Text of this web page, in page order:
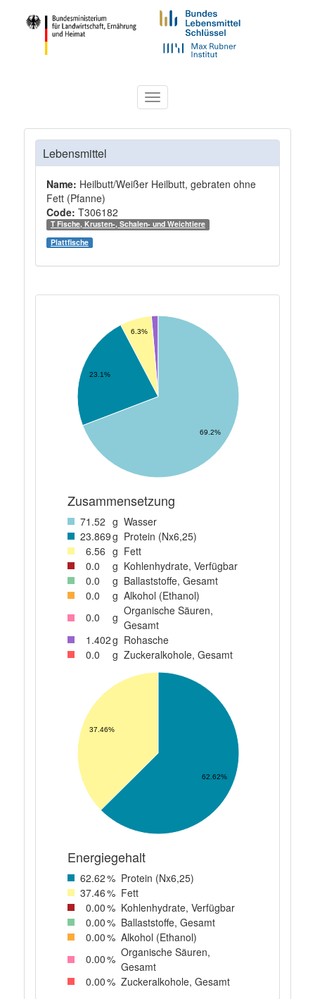
Toggle
navigation
Lebensmittel
Name: Heilbutt/Weißer Heilbutt, gebraten ohne
Fett (Pfanne)
Code: T306182
T Fische, Krusten-, Schalen- und Weichtiere
Plattfische
6.3%
23.1%
69.2%
Zusammensetzung
71 .52 g Wasser
23.869g Protein (Nx6,25)
6.56 g Fett
0.0 g Kohlenhydrate, Verfügbar
0.0 g Ballaststoffe, Gesamt
0.0 g Alkohol (Ethanol)
0.0 g Organische Säuren,
Gesamt
1 .402g Rohasche
0.0 g Zuckeralkohole, Gesamt
37.46%
62.62%
Energiegehalt
62.62% Protein (Nx6,25)
37.46% Fett
0.00% Kohlenhydrate, Verfügbar
0.00% Ballaststoffe, Gesamt
0.00% Alkohol (Ethanol)
0.00% Organische Säuren,
Gesamt
0.00% Zuckeralkohole, Gesamt